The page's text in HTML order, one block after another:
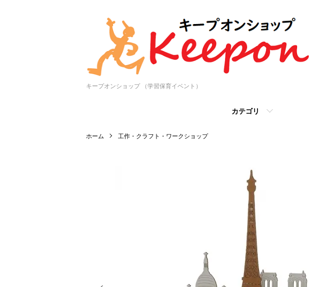
キープオンショップ （学習保育イベント）
カテゴリ
ホーム 工作・クラフト・ワークショップ